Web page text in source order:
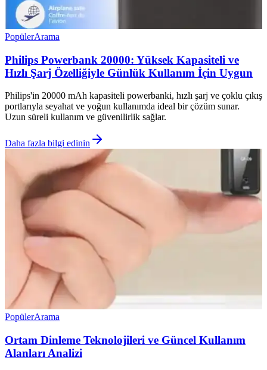
PopülerArama
Philips Powerbank 20000: Yüksek Kapasiteli ve
Hızlı Şarj Özelliğiyle Günlük Kullanım İçin Uygun
Philips'in 20000 mAh kapasiteli powerbanki, hızlı şarj ve çoklu çıkış
portlarıyla seyahat ve yoğun kullanımda ideal bir çözüm sunar.
Uzun süreli kullanım ve güvenilirlik sağlar.
Daha fazla bilgi edinin
PopülerArama
Ortam Dinleme Teknolojileri ve Güncel Kullanım
Alanları Analizi